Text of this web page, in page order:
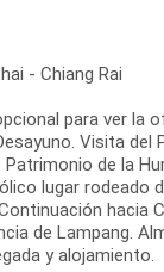
- Chiang Rai
para ver la
Visita del
de la
lugar rodeado
hacia
de Lampang.